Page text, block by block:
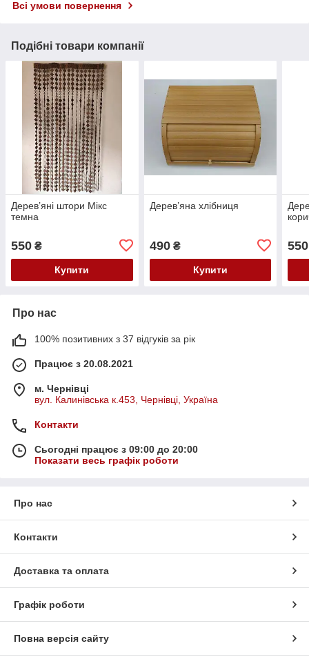
Всі умови повернення
Подібні товари компанії
Дерев’яні штори Мікс
темна
550 ₴
Купити
Дерев’яна хлібниця
490₴
Купити
550
Про нас
100% позитивних з 37 відгуків за рік
Працює з 20.08.2021
м. Чернівці
вул. Калинівська к.453, Чернівці, Україна
Контакти
Сьогодні працює з 09:00 до 20:00
Показати весь графік роботи
Про нас
Контакти
Доставка та оплата
Графік роботи
Повна версія сайту